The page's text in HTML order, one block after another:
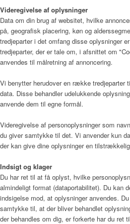
Videregivelse af oplysninger
Data om din brug af websitet, hvilke
på, geografisk placering, køn og
tredjeparter i det omfang disse oplysninger
tredjeparter, der er tale om, i afsnittet om
anvendes til målretning af annoncering.
Vi benytter herudover en række tredjeparter
data. Disse behandler udelukkende
anvende dem til egne formål.
Videregivelse af personoplysninger som
du giver samtykke til det. Vi anvender kun
der kan give dine oplysninger en
Indsigt og klager
Du har ret til at få oplyst, hvilke
almindeligt format (dataportabilitet). Du kan
indsigelse mod, at oplysninger anvendes.
samtykke til, at der bliver behandlet
der behandles om dig, er forkerte har du ret